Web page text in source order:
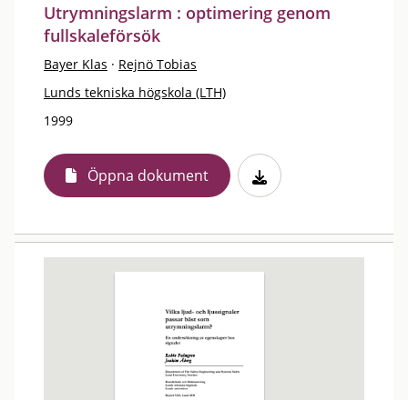
Utrymningslarm : optimering genom
fullskaleförsök
Bayer Klas · Rejnö Tobias
Lunds tekniska högskola (LTH)
1999
Öppna dokument